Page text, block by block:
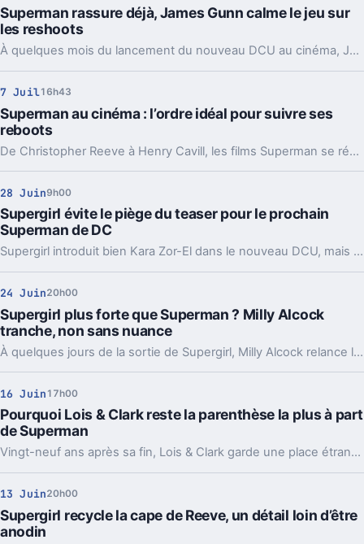
Superman rassure déjà, James Gunn calme le jeu sur
les reshoots
À quelques mois du lancement du nouveau DCU au cinéma, James Gunn tranche les rumeurs autour de Superman et promet un David Corenswet très solide.
7 Juil16h43
Superman au cinéma : l’ordre idéal pour suivre ses
reboots
De Christopher Reeve à Henry Cavill, les films Superman se répondent plus qu’ils ne se suivent. Voilà l’ordre le plus clair pour s’y retrouver.
28 Juin9h00
Supergirl évite le piège du teaser pour le prochain
Superman de DC
Supergirl introduit bien Kara Zor-El dans le nouveau DCU, mais sans baliser le terrain pour Man of Tomorrow. Et c’est loin d’être anodin.
24 Juin20h00
Supergirl plus forte que Superman ? Milly Alcock
tranche, non sans nuance
À quelques jours de la sortie de Supergirl, Milly Alcock relance le duel avec Superman. Son verdict est clair, mais la vraie différence est ailleurs.
16 Juin 17h00
Pourquoi Lois & Clark reste la parenthèse la plus à part
de Superman
Vingt-neuf ans après sa fin, Lois & Clark garde une place étrange dans l’histoire de Superman. La série a mis le couple au centre, pas seulement le costume.
13 Juin20h00
Supergirl recycle la cape de Reeve, un détail loin d’être
anodin